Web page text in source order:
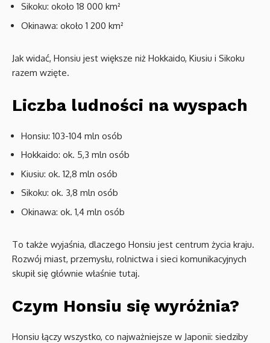
Sikoku: około 18 000 km²
Okinawa: około 1 200 km²
Jak widać, Honsiu jest większe niż Hokkaido, Kiusiu i Sikoku
razem wzięte.
Liczba ludności na wyspach
Honsiu: 103-104 mln osób
Hokkaido: ok. 5,3 mln osób
Kiusiu: ok. 12,8 mln osób
Sikoku: ok. 3,8 mln osób
Okinawa: ok. 1,4 mln osób
To także wyjaśnia, dlaczego Honsiu jest centrum życia kraju.
Rozwój miast, przemysłu, rolnictwa i sieci komunikacyjnych
skupił się głównie właśnie tutaj.
Czym Honsiu się wyróżnia?
Honsiu łączy wszystko, co najważniejsze w Japonii: siedziby